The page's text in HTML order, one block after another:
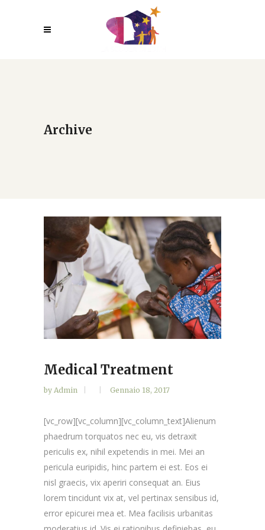
Archive
Medical Treatment
by Admin Gennaio 18, 2017
[vc_row][vc_column][vc_column_text]Alienum
phaedrum torquatos nec eu, vis detraxit
periculis ex, nihil expetendis in mei. Mei an
pericula euripidis, hinc partem ei est. Eos ei
nisl graecis, vix aperiri consequat an. Eius
lorem tincidunt vix at, vel pertinax sensibus id,
error epicurei mea et. Mea facilisis urbanitas